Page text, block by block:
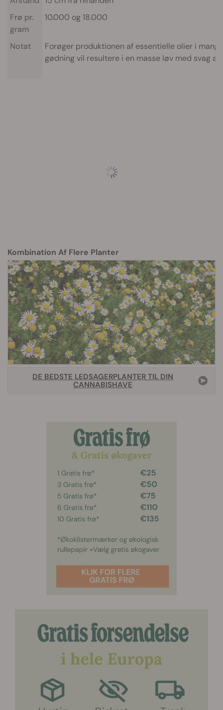
Frø pr.
gram
10.000 og 18.000
Notat
Forøger produktionen af essentielle olier i
gødning vil resultere i en masse løv med svag
Kombination Af Flere Planter
DE BEDSTE LEDSAGERPLANTER TIL DIN
CANNABISHAVE